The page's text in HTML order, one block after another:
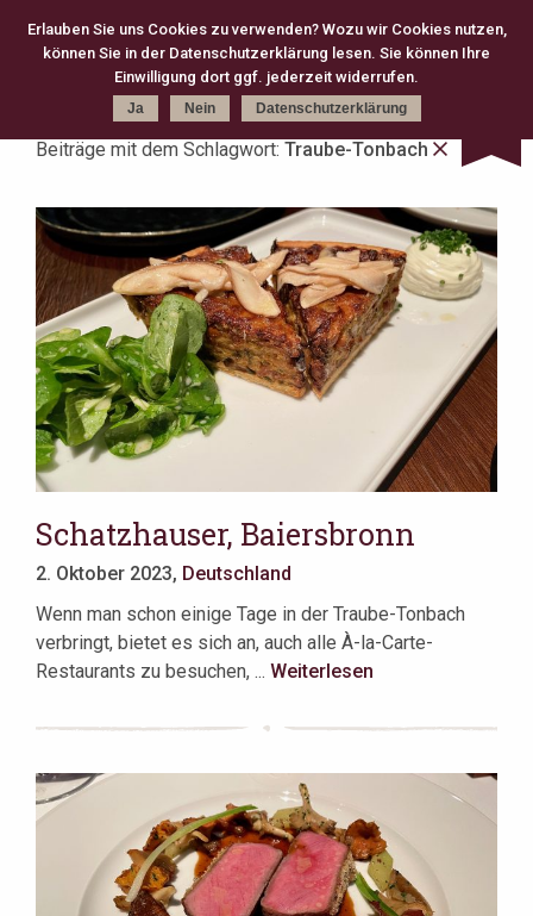
Beiträge mit dem Schlagwort: Traube-Tonbach
Schatzhauser, Baiersbronn
2. Oktober 2023, Deutschland
Wenn man schon einige Tage in der Traube-Tonbach
verbringt, bietet es sich an, auch alle À-la-Carte-
Restaurants zu besuchen, ... Weiterlesen
Kategorie Schlagworte
Fine Dining (82)
Köln (79)
moderne Klassik (75)
2 Michelin Stars (74)
französisch (64)
neue deutsche Küche (63)
Casual Fine Dining (59)
regional (58)
3 Michelin Stars (47)
Hannover (43)
Gault Millau (29)
japanisch (27)
klassisch (27)
Jeunes Restaurateurs (25)
Take Away (24)
Antwerpen (20)
asiatisch (18)
Österreich (18)
Berlin (17)
Bib Gourmand (16)
Amsterdam (15)
Christian Bau (15)
Erlauben Sie uns Cookies zu verwenden? Wozu wir Cookies nutzen,
können Sie in der Datenschutzerklärung lesen. Sie können Ihre
Einwilligung dort ggf. jederzeit widerrufen.
Ja Nein Datenschutzerklärung